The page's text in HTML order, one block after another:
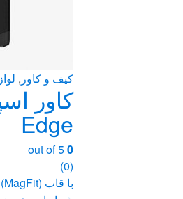
کیف و کاور ,
Edge
0
(0)